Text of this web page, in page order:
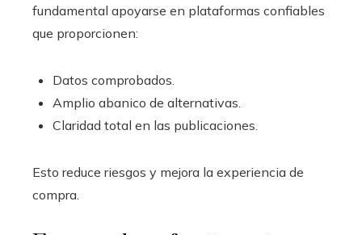
fundamental apoyarse en plataformas confiables
que proporcionen:
Datos comprobados.
Amplio abanico de alternativas.
Claridad total en las publicaciones.
Esto reduce riesgos y mejora la experiencia de
compra.